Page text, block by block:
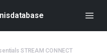
STREAM CONNECT